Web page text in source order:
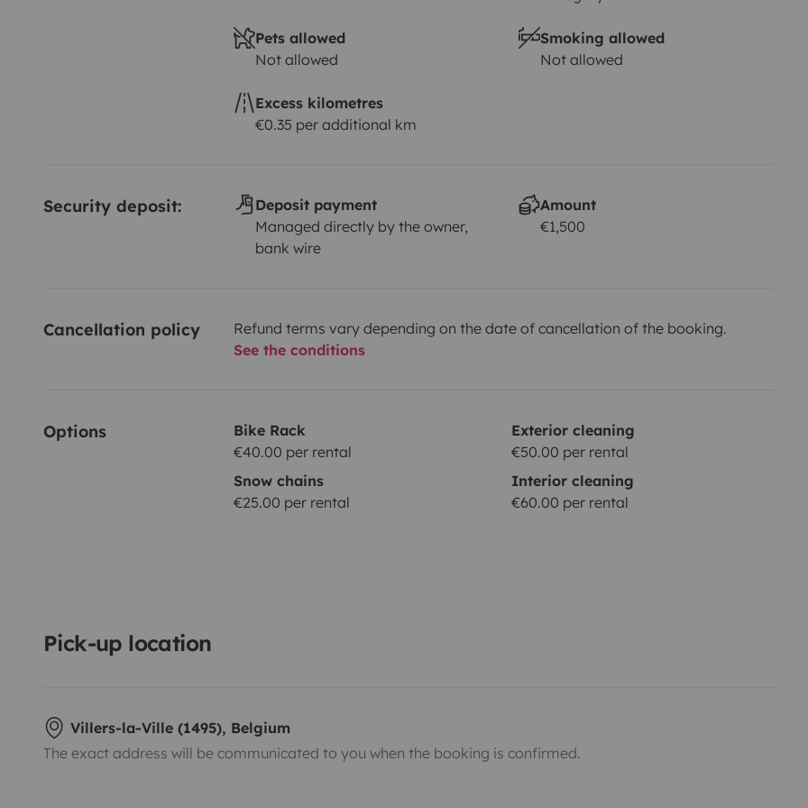
Pets allowed
Not allowed
Smoking allowed
Not allowed
Excess kilometres
€0.35 per additional km
Security deposit:
Deposit payment
Managed directly by the owner,
bank wire
Amount
€1,500
Cancellation policy
Refund terms vary depending on the date of cancellation of the booking.
See the conditions
Options
Bike Rack
€40.00 per rental
Exterior cleaning
€50.00 per rental
Snow chains
€25.00 per rental
Interior cleaning
€60.00 per rental
Pick-up location
Villers-la-Ville (1495), Belgium
The exact address will be communicated to you when the booking is confirmed.